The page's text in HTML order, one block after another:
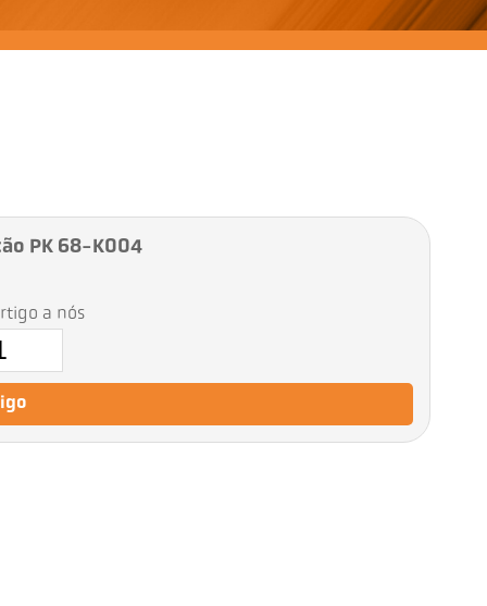
PK 68-K004
a nós